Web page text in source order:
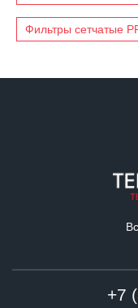
Фильтры сетчатые
+7